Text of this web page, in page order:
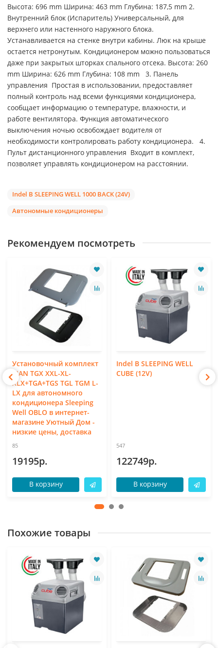
Высота: 696 mm Ширина: 463 mm Глубина: 187,5 mm 2.
Внутренний блок (Испаритель) Универсальный, для
верхнего или настенного наружного блока.
Устанавливается на стенке внутри кабины. Люк на крыше
остается нетронутым. Кондиционером можно пользоваться
даже при закрытых шторках спального отсека. Высота: 260
mm Ширина: 626 mm Глубина: 108 mm 3. Панель
управления Простая в использовании, предоставляет
полный контроль над всеми функциями кондиционера,
сообщает информацию о температуре, влажности, и
работе вентилятора. Функция автоматического
выключения ночью освобождает водителя от
необходимости контролировать работу кондиционера. 4.
Пульт дистанционного управления Входит в комплект,
позволяет управлять кондиционером на расстоянии.
Indel B SLEEPING WELL 1000 BACK (24V)
Автономные кондиционеры
Рекомендуем посмотреть
Установочный комплект
MAN TGX XXL-XL-
XLX+TGA+TGS TGL TGM L-
LX для автономного
кондиционера Sleeping
Well OBLO в интернет-
магазине Уютный Дом -
низкие цены, доставка
85
19195р.
В корзину
Indel B SLEEPING WELL
CUBE (12V)
547
122749р.
В корзину
Похожие товары